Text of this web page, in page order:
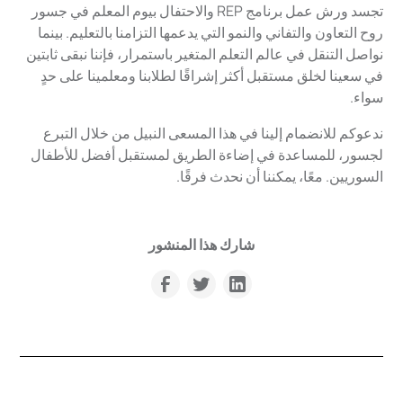
تجسد ورش عمل برنامج REP والاحتفال بيوم المعلم في جسور
روح التعاون والتفاني والنمو التي يدعمها التزامنا بالتعليم. بينما
نواصل التنقل في عالم التعلم المتغير باستمرار، فإننا نبقى ثابتين
في سعينا لخلق مستقبل أكثر إشراقًا لطلابنا ومعلمينا على حدٍ
سواء.
ندعوكم للانضمام إلينا في هذا المسعى النبيل من خلال التبرع
لجسور، للمساعدة في إضاءة الطريق لمستقبل أفضل للأطفال
السوريين. معًا، يمكننا أن نحدث فرقًا.
شارك هذا المنشور